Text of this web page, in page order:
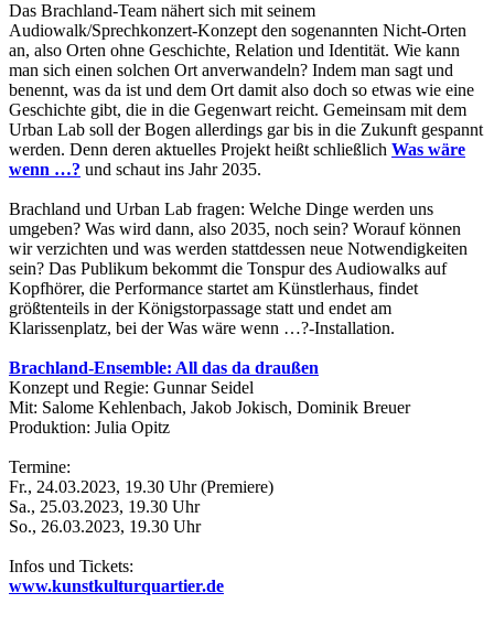
Das Brachland-Team nähert sich mit seinem
Audiowalk/Sprechkonzert-Konzept den sogenannten Nicht-Orten
an, also Orten ohne Geschichte, Relation und Identität. Wie kann
man sich einen solchen Ort anverwandeln? Indem man sagt und
benennt, was da ist und dem Ort damit also doch so etwas wie eine
Geschichte gibt, die in die Gegenwart reicht. Gemeinsam mit dem
Urban Lab soll der Bogen allerdings gar bis in die Zukunft gespannt
werden. Denn deren aktuelles Projekt heißt schließlich Was wäre
wenn …? und schaut ins Jahr 2035.
Brachland und Urban Lab fragen: Welche Dinge werden uns
umgeben? Was wird dann, also 2035, noch sein? Worauf können
wir verzichten und was werden stattdessen neue Notwendigkeiten
sein? Das Publikum bekommt die Tonspur des Audiowalks auf
Kopfhörer, die Performance startet am Künstlerhaus, findet
größtenteils in der Königstorpassage statt und endet am
Klarissenplatz, bei der Was wäre wenn …?-Installation.
Brachland-Ensemble: All das da draußen
Konzept und Regie: Gunnar Seidel
Mit: Salome Kehlenbach, Jakob Jokisch, Dominik Breuer
Produktion: Julia Opitz
Termine:
Fr., 24.03.2023, 19.30 Uhr (Premiere)
Sa., 25.03.2023, 19.30 Uhr
So., 26.03.2023, 19.30 Uhr
Infos und Tickets:
www.kunstkulturquartier.de